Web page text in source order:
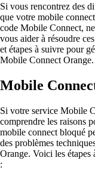
Si vous rencontrez des
que votre mobile
code Mobile Connect,
vous aider à résoudre
et étapes à suivre pour
Mobile Connect Orange.
Mobile
Si votre service Mobile
comprendre les raisons
mobile connect bloqué
des problèmes
Orange. Voici les
: